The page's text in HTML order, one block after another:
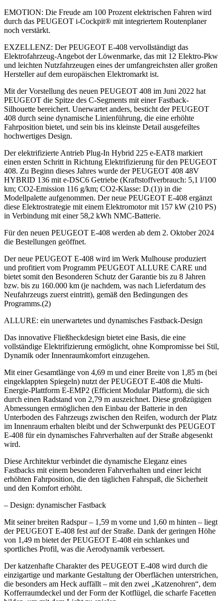
EMOTION: Die Freude am 100 Prozent elektrischen Fahren wird
durch das PEUGEOT i-Cockpit® mit integriertem Routenplaner
noch verstärkt.
EXZELLENZ: Der PEUGEOT E-408 vervollständigt das
Elektrofahrzeug-Angebot der Löwenmarke, das mit 12 Elektro-Pkw
und leichten Nutzfahrzeugen eines der umfangreichsten aller großen
Hersteller auf dem europäischen Elektromarkt ist.
Mit der Vorstellung des neuen PEUGEOT 408 im Juni 2022 hat
PEUGEOT die Spitze des C-Segments mit einer Fastback-
Silhouette bereichert. Unerwartet anders, besticht der PEUGEOT
408 durch seine dynamische Linienführung, die eine erhöhte
Fahrposition bietet, und sein bis ins kleinste Detail ausgefeiltes
hochwertiges Design.
Der elektrifizierte Antrieb Plug-In Hybrid 225 e-EAT8 markiert
einen ersten Schritt in Richtung Elektrifizierung für den PEUGEOT
408. Zu Beginn dieses Jahres wurde der PEUGEOT 408 48V
HYBRID 136 mit e-DSC6 Getriebe (Kraftstoffverbrauch: 5,1 l/100
km; CO2-Emission 116 g/km; CO2-Klasse: D.(1)) in die
Modellpalette aufgenommen. Der neue PEUGEOT E-408 ergänzt
diese Elektrostrategie mit einem Elektromotor mit 157 kW (210 PS)
in Verbindung mit einer 58,2 kWh NMC-Batterie.
Für den neuen PEUGEOT E-408 werden ab dem 2. Oktober 2024
die Bestellungen geöffnet.
Der neue PEUGEOT E-408 wird im Werk Mulhouse produziert
und profitiert vom Programm PEUGEOT ALLURE CARE und
bietet somit den Besonderen Schutz der Garantie bis zu 8 Jahren
bzw. bis zu 160.000 km (je nachdem, was nach Lieferdatum des
Neufahrzeugs zuerst eintritt), gemäß den Bedingungen des
Programms.(2)
ALLURE: ein unerwartetes und dynamisches Fastback-Design
Das innovative Fließheckdesign bietet eine Basis, die eine
vollständige Elektrifizierung ermöglicht, ohne Kompromisse bei Stil,
Dynamik oder Innenraumkomfort einzugehen.
Mit einer Gesamtlänge von 4,69 m und einer Breite von 1,85 m (bei
eingeklappten Spiegeln) nutzt der PEUGEOT E-408 die Multi-
Energie-Plattform E-EMP2 (Efficient Modular Platform), die sich
durch einen Radstand von 2,79 m auszeichnet. Diese großzügigen
Abmessungen ermöglichen den Einbau der Batterie in den
Unterboden des Fahrzeugs zwischen den Reifen, wodurch der Platz
im Innenraum erhalten bleibt und der Schwerpunkt des PEUGEOT
E-408 für ein dynamisches Fahrverhalten auf der Straße abgesenkt
wird.
Diese Architektur verbindet die dynamische Eleganz eines
Fastbacks mit einem besonderen Fahrverhalten und einer leicht
erhöhten Fahrposition, die den täglichen Fahrspaß, die Sicherheit
und den Komfort erhöht.
– Design: dynamischer Fastback
Mit seiner breiten Radspur – 1,59 m vorne und 1,60 m hinten – liegt
der PEUGEOT E-408 fest auf der Straße. Dank der geringen Höhe
von 1,49 m bietet der PEUGEOT E-408 ein schlankes und
sportliches Profil, was die Aerodynamik verbessert.
Der katzenhafte Charakter des PEUGEOT E-408 wird durch die
einzigartige und markante Gestaltung der Oberflächen unterstrichen,
die besonders am Heck auffällt – mit den zwei „Katzenohren“, dem
Kofferraumdeckel und der Form der Kotflügel, die scharfe Facetten